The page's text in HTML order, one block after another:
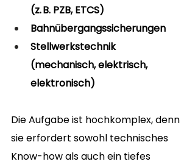
(z. B. PZB, ETCS)
Bahnübergangssicherungen
Stellwerkstechnik
(mechanisch, elektrisch,
elektronisch)
Die Aufgabe ist hochkomplex, denn
sie erfordert sowohl technisches
Know-how als auch ein tiefes